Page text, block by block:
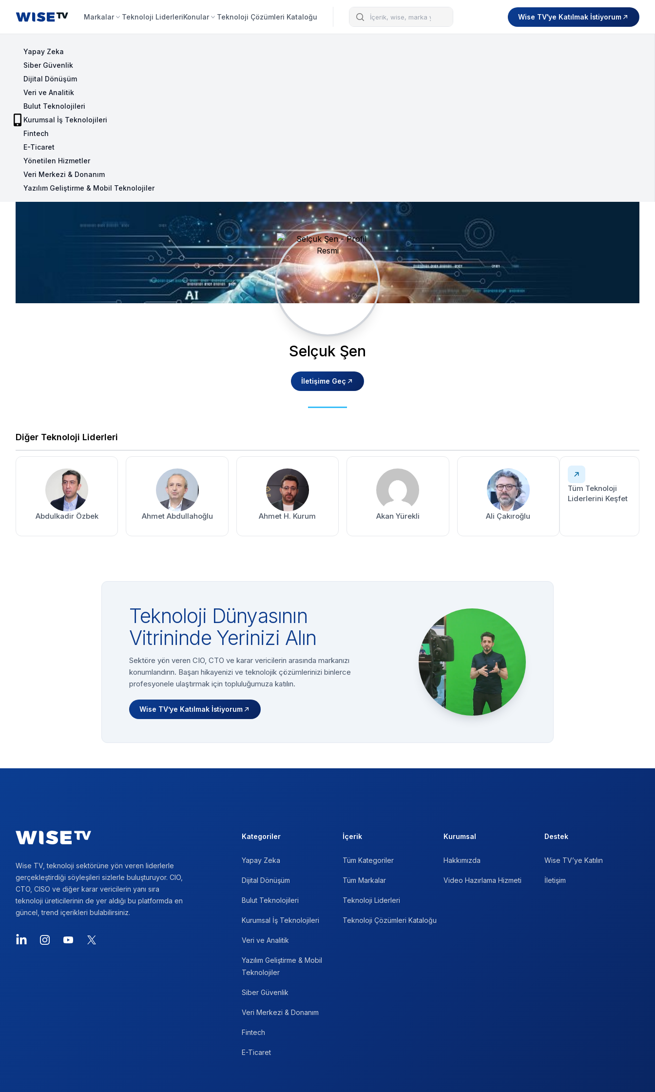
Wise TV Markalar Teknoloji LiderleriKonular Teknoloji Çözümleri Kataloğu Arama Wise TV'ye Katılmak İstiyorum
Yapay Zeka
Siber Güvenlik
Dijital Dönüşüm
Veri ve Analitik
Bulut Teknolojileri
Kurumsal İş Teknolojileri
Fintech
E-Ticaret
Yönetilen Hizmetler
Veri Merkezi & Donanım
Yazılım Geliştirme & Mobil Teknolojiler
Selçuk Şen
İletişime Geç
Diğer Teknoloji Liderleri
Abdulkadir Özbek Ahmet Abdullahoğlu Ahmet H. Kurum Akan Yürekli Ali Çakıroğlu
Tüm Teknoloji
Liderlerini Keşfet
Teknoloji Dünyasının
Vitrininde Yerinizi Alın
Sektöre yön veren CIO, CTO ve karar vericilerin arasında markanızı
konumlandırın. Başarı hikayenizi ve teknolojik çözümlerinizi binlerce
profesyonele ulaştırmak için topluluğumuza katılın.
Wise TV’ye Katılmak İstiyorum
Wise TV, teknoloji sektörüne yön veren liderlerle
gerçekleştirdiği söyleşileri sizlerle buluşturuyor. CIO,
CTO, CISO ve diğer karar vericilerin yanı sıra
teknoloji üreticilerinin de yer aldığı bu platformda en
güncel, trend içerikleri bulabilirsiniz.
LinkedInInstagramYouTube
X
Kategoriler
Yapay Zeka
Dijital Dönüşüm
Bulut Teknolojileri
Kurumsal İş Teknolojileri
Veri ve Analitik
Yazılım Geliştirme & Mobil
Teknolojiler
Siber Güvenlik
Veri Merkezi & Donanım
Fintech
E-Ticaret
İçerik
Tüm Kategoriler
Tüm Markalar
Teknoloji Liderleri
Teknoloji Çözümleri Kataloğu
Kurumsal
Hakkımızda
Video Hazırlama Hizmeti
Destek
Wise TV’ye Katılın
İletişim